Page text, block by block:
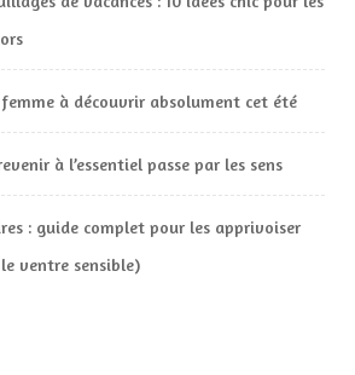
à découvrir absolument cet été
à l’essentiel passe par les sens
: guide complet pour les apprivoiser
ventre sensible)